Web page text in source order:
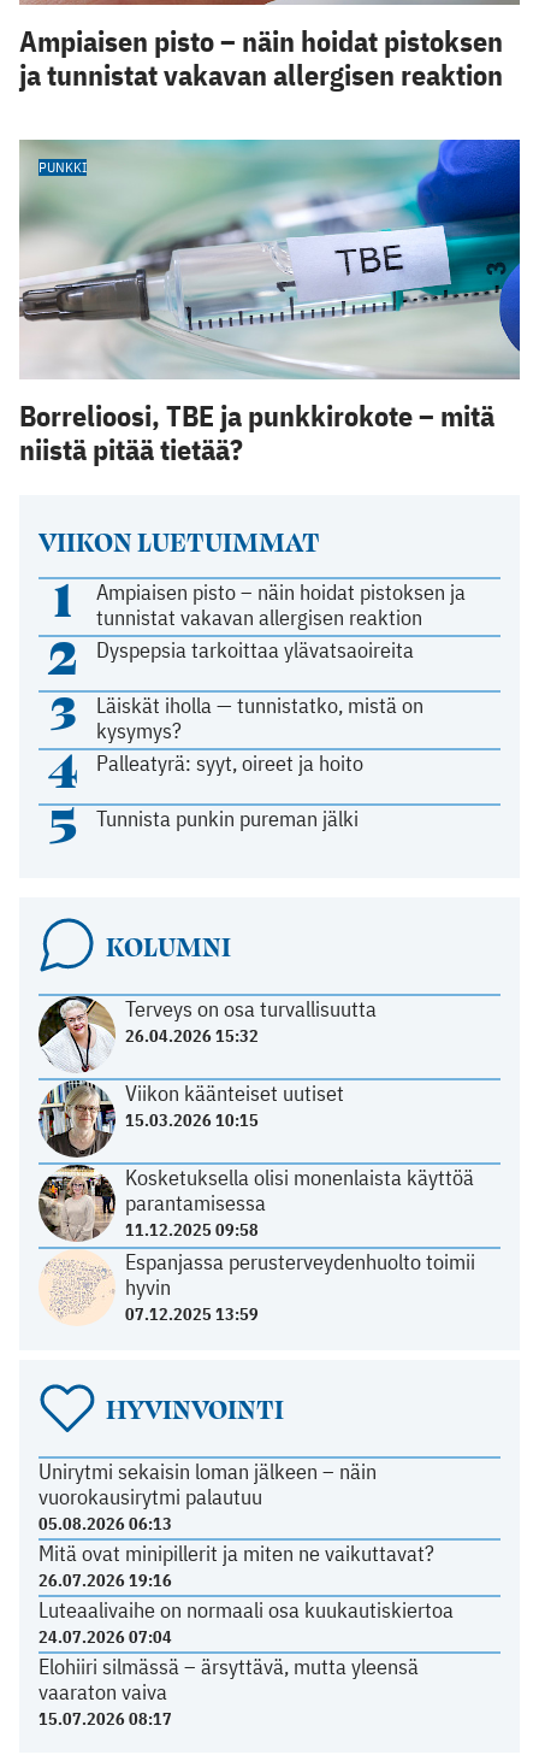
VIIKON LUETUIMMAT
1
Ampiaisen pisto – näin hoidat pistoksen ja
tunnistat vakavan allergisen reaktion
2 Dyspepsia tarkoittaa ylävatsaoireita
3
Läiskät iholla — tunnistatko, mistä on
kysymys?
4 Palleatyrä: syyt, oireet ja hoito
5 Tunnista punkin pureman jälki
KOLUMNI
Terveys on osa turvallisuutta
26.04.2026 15:32
Viikon käänteiset uutiset
15.03.2026 10:15
Kosketuksella olisi monenlaista käyttöä
parantamisessa
11.12.2025 09:58
Espanjassa perusterveydenhuolto toimii
hyvin
07.12.2025 13:59
HYVINVOINTI
Unirytmi sekaisin loman jälkeen – näin
vuorokausirytmi palautuu
05.08.2026 06:13
Mitä ovat minipillerit ja miten ne vaikuttavat?
26.07.2026 19:16
Luteaalivaihe on normaali osa kuukautiskiertoa
24.07.2026 07:04
Elohiiri silmässä – ärsyttävä, mutta yleensä
vaaraton vaiva
15.07.2026 08:17
Ampiaisen pisto – näin hoidat pistoksen
ja tunnistat vakavan allergisen reaktion
PUNKKI
Borrelioosi, TBE ja punkkirokote – mitä
niistä pitää tietää?